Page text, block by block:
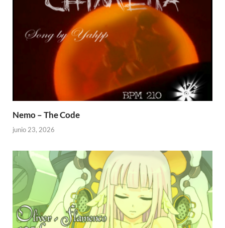
Nemo – The Code
junio 23, 2026